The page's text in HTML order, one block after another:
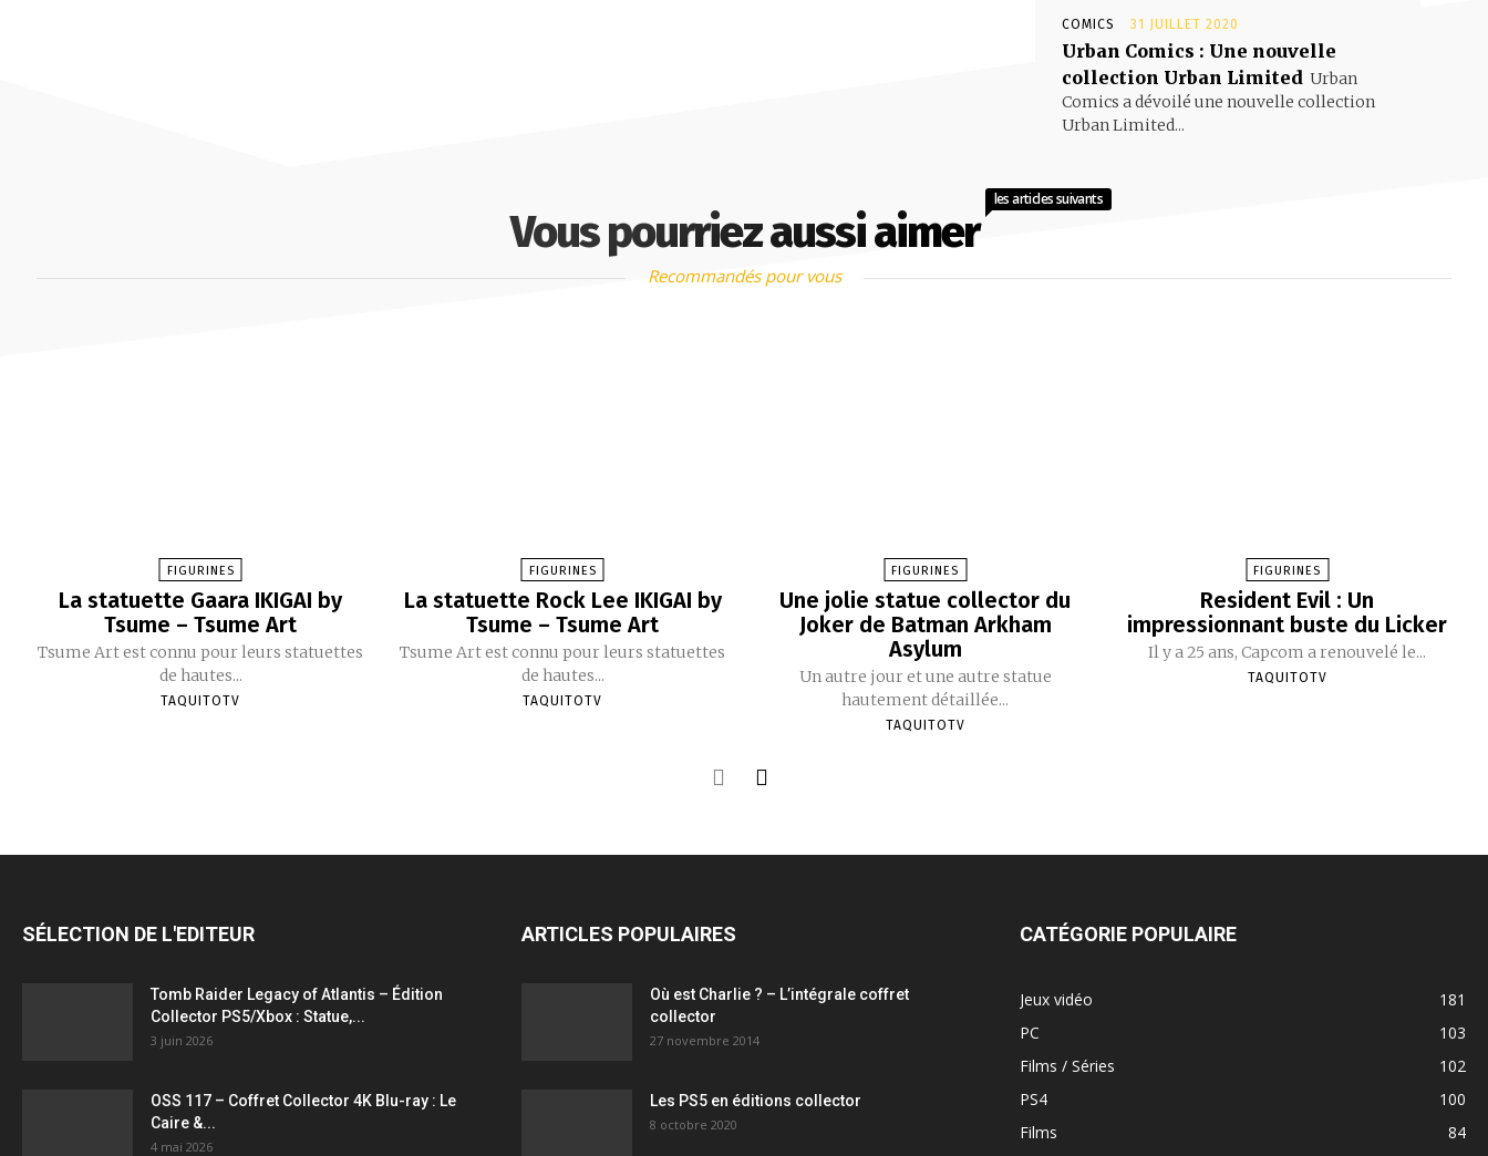
COMICS 31 JUILLET 2020
Urban Comics : Une nouvelle
collection Urban Limited Urban
Comics a dévoilé une nouvelle collection
Urban Limited...
Vous pourriez aussi aimer
les articles suivants
Recommandés pour vous
FIGURINES
La statuette Gaara IKIGAI by
Tsume – Tsume Art
Tsume Art est connu pour leurs statuettes
de hautes...
TAQUITOTV
FIGURINES
La statuette Rock Lee IKIGAI by
Tsume – Tsume Art
Tsume Art est connu pour leurs statuettes
de hautes...
TAQUITOTV
FIGURINES
Une jolie statue collector du
Joker de Batman Arkham
Asylum
Un autre jour et une autre statue
hautement détaillée...
TAQUITOTV
FIGURINES
Resident Evil : Un
impressionnant buste du Licker
Il y a 25 ans, Capcom a renouvelé le...
TAQUITOTV
SÉLECTION DE L'EDITEUR
Tomb Raider Legacy of Atlantis – Édition
Collector PS5/Xbox : Statue,...
3 juin 2026
OSS 117 – Coffret Collector 4K Blu-ray : Le
Caire &...
4 mai 2026
ARTICLES POPULAIRES
Où est Charlie ? – L’intégrale coffret
collector
27 novembre 2014
Les PS5 en éditions collector
8 octobre 2020
CATÉGORIE POPULAIRE
Jeux vidéo
181
PC
103
Films / Séries
102
PS4
100
Films
84